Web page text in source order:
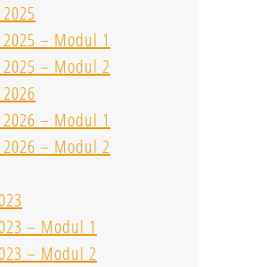
– Modul 1
2025 – Modul 2
– Modul 1
2026 – Modul 2
– Modul 1
– Modul 2